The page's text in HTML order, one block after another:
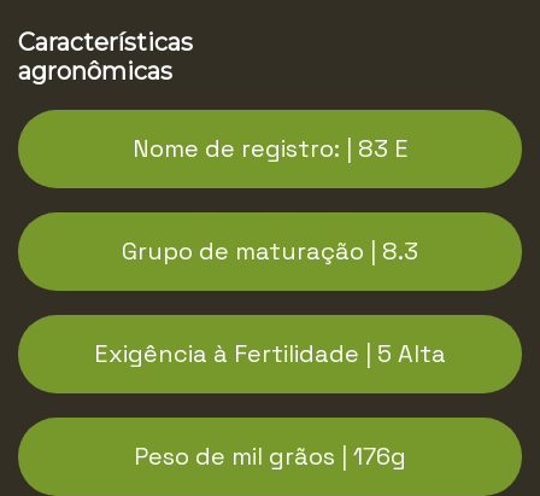
Características
agronômicas
Nome de registro: | 83 E
Grupo de maturação | 8.3
Exigência à Fertilidade | 5 Alta
Peso de mil grãos | 176g